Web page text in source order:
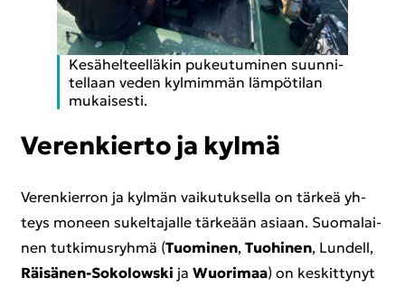
Ke­sä­hel­teel­lä­kin pu­keu­tu­mi­nen suun­ni­
tel­laan veden kyl­mim­män läm­pö­ti­lan
mu­kai­ses­ti.
Ve­ren­kier­to ja kylmä
Ve­ren­kier­ron ja kyl­män vai­ku­tuk­sel­la on tär­keä yh­
teys mo­neen su­kel­ta­jal­le tär­ke­ään asi­aan. Suo­ma­lai­
nen tut­ki­mus­ryh­mä (Tuo­mi­nen, Tuo­hi­nen, Lun­dell,
Räisänen-​Sokolowski ja Wuorimaa) on kes­kit­ty­nyt